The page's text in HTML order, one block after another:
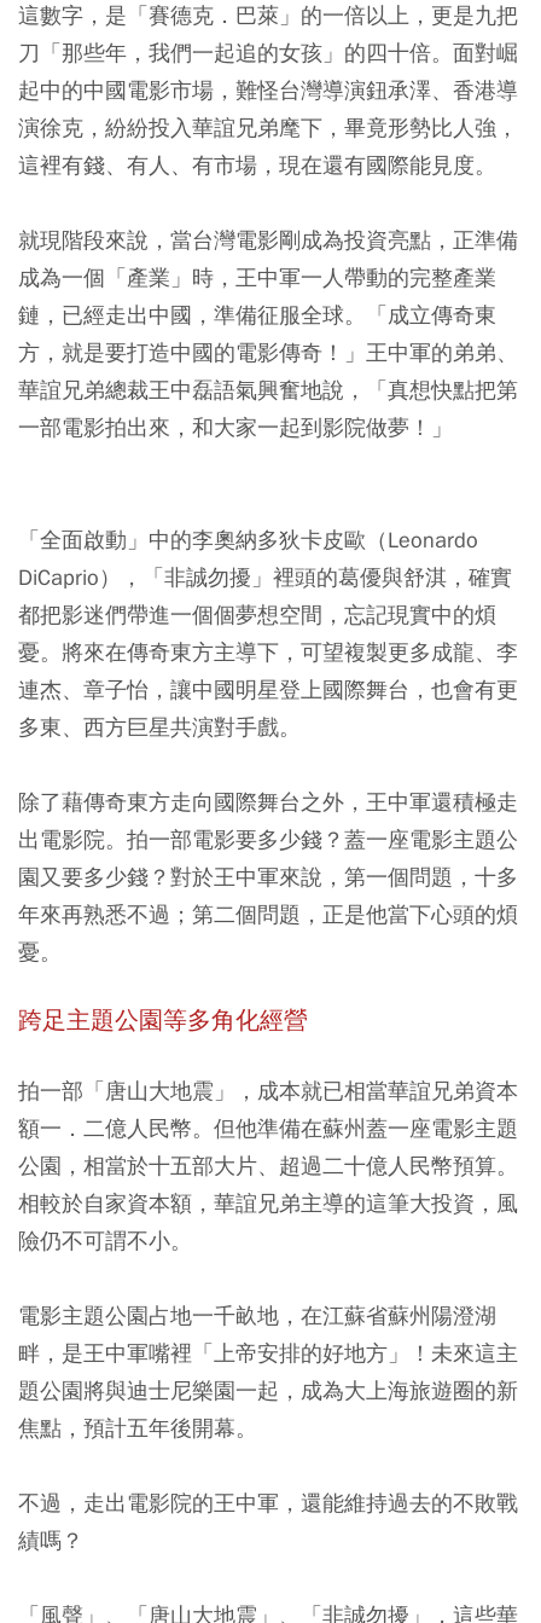
這數字，是「賽德克．巴萊」的一倍以上，更是九把
刀「那些年，我們一起追的女孩」的四十倍。面對崛
起中的中國電影市場，難怪台灣導演鈕承澤、香港導
演徐克，紛紛投入華誼兄弟麾下，畢竟形勢比人強，
這裡有錢、有人、有市場，現在還有國際能見度。
就現階段來說，當台灣電影剛成為投資亮點，正準備
成為一個「產業」時，王中軍一人帶動的完整產業
鏈，已經走出中國，準備征服全球。「成立傳奇東
方，就是要打造中國的電影傳奇！」王中軍的弟弟、
華誼兄弟總裁王中磊語氣興奮地說，「真想快點把第
一部電影拍出來，和大家一起到影院做夢！」
「全面啟動」中的李奧納多狄卡皮歐（Leonardo
DiCaprio），「非誠勿擾」裡頭的葛優與舒淇，確實
都把影迷們帶進一個個夢想空間，忘記現實中的煩
憂。將來在傳奇東方主導下，可望複製更多成龍、李
連杰、章子怡，讓中國明星登上國際舞台，也會有更
多東、西方巨星共演對手戲。
除了藉傳奇東方走向國際舞台之外，王中軍還積極走
出電影院。拍一部電影要多少錢？蓋一座電影主題公
園又要多少錢？對於王中軍來說，第一個問題，十多
年來再熟悉不過；第二個問題，正是他當下心頭的煩
憂。
跨足主題公園等多角化經營
拍一部「唐山大地震」，成本就已相當華誼兄弟資本
額一．二億人民幣。但他準備在蘇州蓋一座電影主題
公園，相當於十五部大片、超過二十億人民幣預算。
相較於自家資本額，華誼兄弟主導的這筆大投資，風
險仍不可謂不小。
電影主題公園占地一千畝地，在江蘇省蘇州陽澄湖
畔，是王中軍嘴裡「上帝安排的好地方」！未來這主
題公園將與迪士尼樂園一起，成為大上海旅遊圈的新
焦點，預計五年後開幕。
不過，走出電影院的王中軍，還能維持過去的不敗戰
績嗎？
「風聲」、「唐山大地震」、「非誠勿擾」，這些華